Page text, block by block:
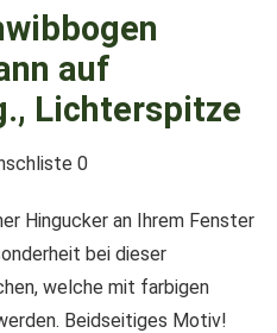
auf
Lichterspitze
0
Hingucker an Ihrem Fenster
bei dieser
welche mit farbigen
Beidseitiges Motiv!